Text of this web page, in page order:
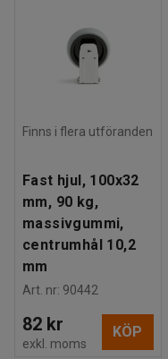
Finns i flera utföranden
Fast hjul, 100x32
mm, 90 kg,
massivgummi,
centrumhål 10,2
mm
Art. nr: 90442
82 kr
exkl. moms
KÖP